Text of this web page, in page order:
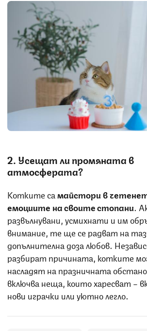
2. Усещат ли промяната в
атмосферата?
Котките самайстори в
емоциите на своите стопани.
развълнувани, усмихнати и им
внимание, те ще се радват на
допълнителна доза любов.
разбират причината, котките
насладят на празничната
включва неща, които харесват –
нови играчки или уютно легло.